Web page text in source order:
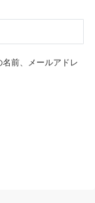
前、メールアドレ